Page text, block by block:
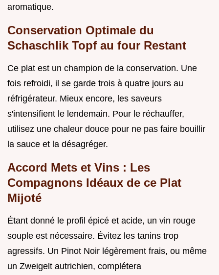
aromatique.
Conservation Optimale du
Schaschlik Topf au four Restant
Ce plat est un champion de la conservation. Une
fois refroidi, il se garde trois à quatre jours au
réfrigérateur. Mieux encore, les saveurs
s'intensifient le lendemain. Pour le réchauffer,
utilisez une chaleur douce pour ne pas faire bouillir
la sauce et la désagréger.
Accord Mets et Vins : Les
Compagnons Idéaux de ce Plat
Mijoté
Étant donné le profil épicé et acide, un vin rouge
souple est nécessaire. Évitez les tanins trop
agressifs. Un Pinot Noir légèrement frais, ou même
un Zweigelt autrichien, complétera